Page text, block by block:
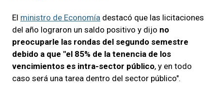
El ministro de Economía destacó que las licitaciones
del año lograron un saldo positivo y dijo no
preocuparle las rondas del segundo semestre
debido a que "el 85% de la tenencia de los
vencimientos es intra-sector público, y en todo
caso será una tarea dentro del sector público".